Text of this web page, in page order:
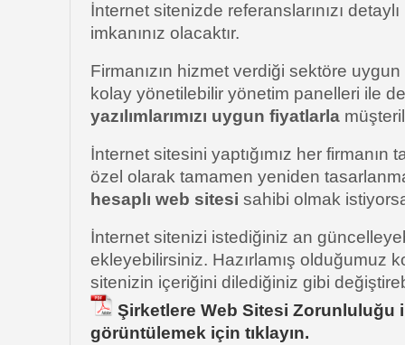
İnternet sitenizde referanslarınızı
imkanınız olacaktır.
Firmanızın hizmet verdiği sektöre
kolay yönetilebilir yönetim panelleri ile
yazılımlarımızı uygun fiyatlarla
İnternet sitesini yaptığımız her firmanın
özel olarak tamamen yeniden
hesaplı web sitesi sahibi olmak
İnternet sitenizi istediğiniz an
ekleyebilirsiniz. Hazırlamış olduğumuz
sitenizin içeriğini dilediğiniz gibi
Şirketlere Web Sitesi Zorunluluğu
görüntülemek için tıklayın.